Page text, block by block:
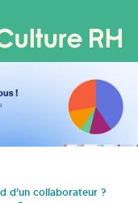
d’un collaborateur ?